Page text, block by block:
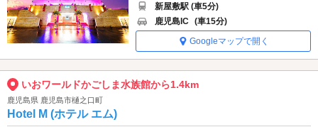
新屋敷駅 (車5分)
鹿児島IC (車15分)
Googleマップで開く
いおワールドかごしま水族館から1.4km
鹿児島県 鹿児島市樋之口町
Hotel M (ホテル エム)